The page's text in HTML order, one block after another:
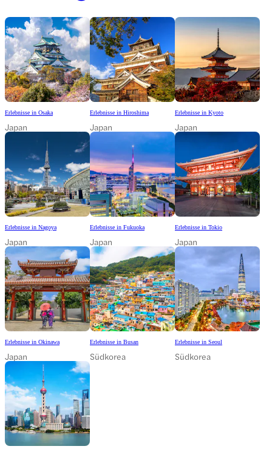
Erlebnisse in Osaka
Japan
Erlebnisse in Hiroshima
Japan
Erlebnisse in Kyoto
Japan
Erlebnisse in Nagoya
Japan
Erlebnisse in Fukuoka
Japan
Erlebnisse in Tokio
Japan
Erlebnisse in Okinawa
Japan
Erlebnisse in Busan
Südkorea
Erlebnisse in Seoul
Südkorea